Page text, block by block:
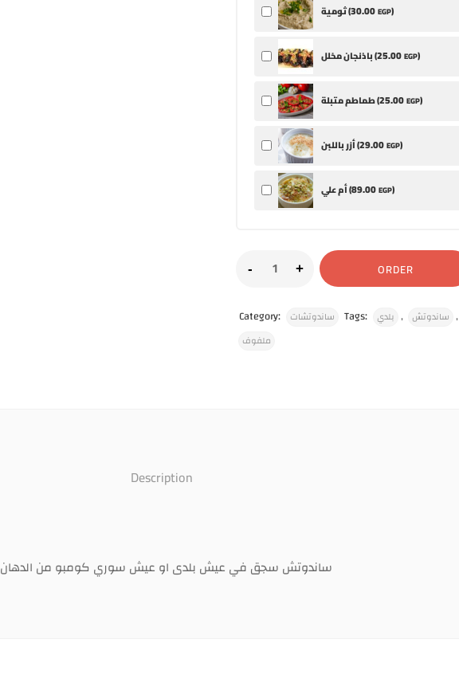
ثومية (30.00EGP)
باذنجان مخلل (25.00EGP)
طماطم متبلة (25.00EGP)
أزر باللبن (29.00EGP)
أم علي (89.00EGP)
ORDER
Category: ساندوتشات Tags: بلدي , ساندوتش ,
ملفوف
Description
ساندوتش سجق في عيش بلدى او عيش سوري كومبو من الدهان